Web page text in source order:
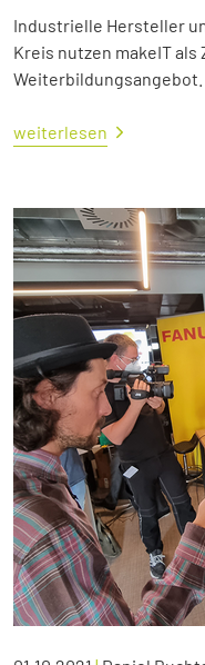
Industrielle Hersteller
Kreis nutzen makeIT
Weiterbildungsangebot.
weiterlesen